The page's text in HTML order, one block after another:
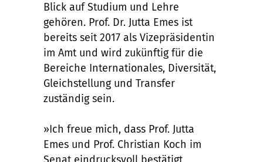
Blick auf Studium und Lehre
gehören. Prof. Dr. Jutta Emes ist
bereits seit 2017 als Vizepräsidentin
im Amt und wird zukünftig für die
Bereiche Internationales, Diversität,
Gleichstellung und Transfer
zuständig sein.
»Ich freue mich, dass Prof. Jutta
Emes und Prof. Christian Koch im